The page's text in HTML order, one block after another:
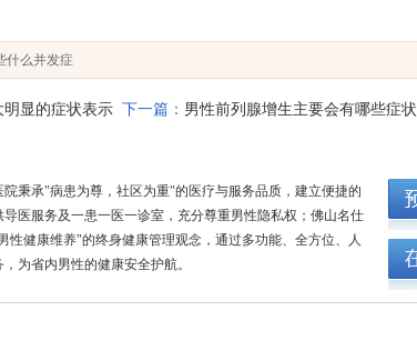
什么并发症
显的症状表示 下一篇： 男性前列腺增生主要会有哪些症状
院秉承"病患为尊，社区为重"的医疗与服务品质，建立便捷的
导医服务及一患一医一诊室，充分尊重男性隐私权；佛山名仕
性健康维养"的终身健康管理观念，通过多功能、全方位、人
为省内男性的健康安全护航。